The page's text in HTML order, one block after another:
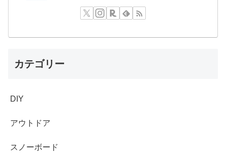
カテゴリー
DIY
アウトドア
スノーボード